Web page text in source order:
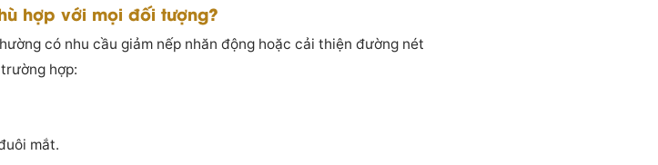
hợp với mọi đối tượng?
có nhu cầu giảm nếp nhăn động hoặc cải thiện đường nét
hợp:
mắt.